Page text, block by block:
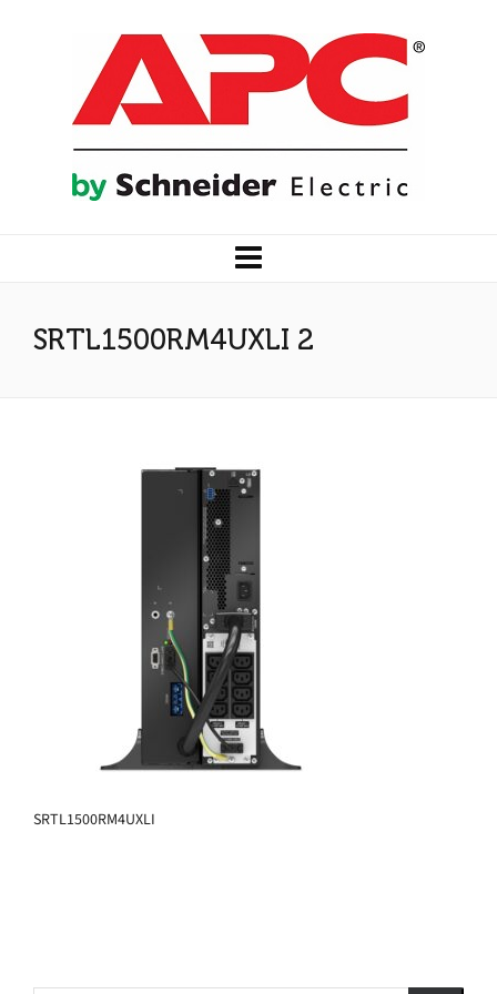
SRTL1500RM4UXLI 2
SRTL1500RM4UXLI